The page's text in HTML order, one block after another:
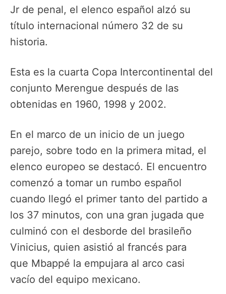
Jr de penal, el elenco español alzó su
título internacional número 32 de su
historia.
Esta es la cuarta Copa Intercontinental del
conjunto Merengue después de las
obtenidas en 1960, 1998 y 2002.
En el marco de un inicio de un juego
parejo, sobre todo en la primera mitad, el
elenco europeo se destacó. El encuentro
comenzó a tomar un rumbo español
cuando llegó el primer tanto del partido a
los 37 minutos, con una gran jugada que
culminó con el desborde del brasileño
Vinicius, quien asistió al francés para
que Mbappé la empujara al arco casi
vacío del equipo mexicano.